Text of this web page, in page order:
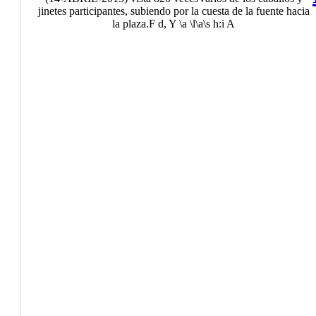
jinetes participantes, subiendo por la cuesta de la fuente hacia
la plaza.F d, Y \a \l\a\s h:i A